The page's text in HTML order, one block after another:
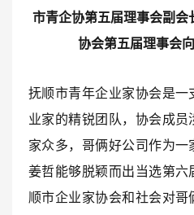
市青企协第五届理事会副会
协会第五届理事会
抚顺市青年企业家协会是
业家的精锐团队，协会成
家众多，哥俩好公司作为一
姜哲能够脱颖而出当选第六
顺市企业家协会和社会对